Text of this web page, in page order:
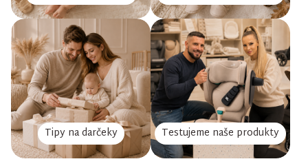
Tipy na darčeky Testujeme naše produkty